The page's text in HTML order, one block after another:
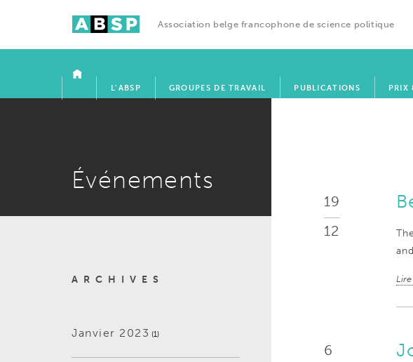
Association belge francophone de science politique
ACCUEIL
L’ABSP
GROUPES DE TRAVAIL PUBLICATIONS PRIX
Événements
ARCHIVES
Janvier 2023 (1)
19
12
Lire
6